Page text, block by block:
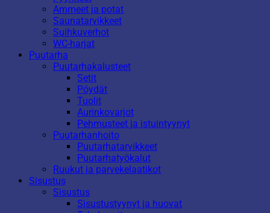
Ammeet ja potat
Saunatarvikkeet
Suihkuverhot
WC-harjat
Puutarha
Puutarhakalusteet
Setit
Pöydät
Tuolit
Aurinkovarjot
Pehmusteet ja istuintyynyt
Puutarhanhoito
Puutarhatarvikkeet
Puutarhatyökalut
Ruukut ja parvekelaatikot
Sisustus
Sisustus
Sisustustyynyt ja huovat